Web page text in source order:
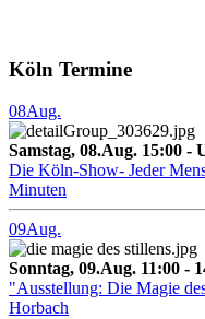
Köln Termine
08Aug.
Samstag, 08.Aug. 15:00 -
Die Köln-Show- Jeder
Minuten
09Aug.
Sonntag, 09.Aug. 11:00 -
"Ausstellung: Die Magie
Horbach